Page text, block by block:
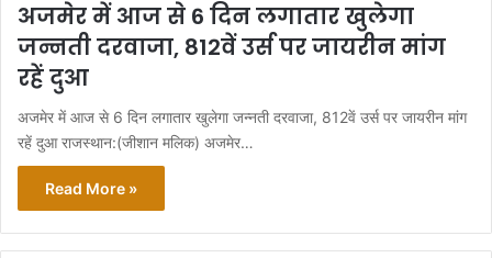
अजमेर में आज से 6 दिन लगातार खुलेगा
जन्नती दरवाजा, 812वें उर्स पर जायरीन मांग
रहें दुआ
अजमेर में आज से 6 दिन लगातार खुलेगा जन्नती दरवाजा, 812वें उर्स पर जायरीन मांग
रहें दुआ राजस्थान:(जीशान मलिक) अजमेर…
Read More »